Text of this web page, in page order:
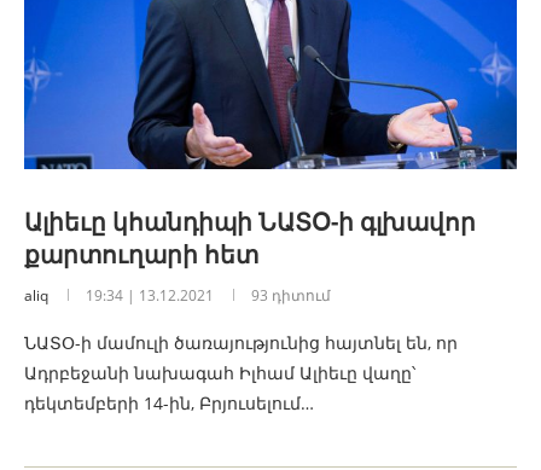
Ալիեւը կհանդիպի ՆԱՏՕ-ի գլխավոր
քարտուղարի հետ
aliq 19:34 | 13.12.2021 93 դիտում
ՆԱՏՕ-ի մամուլի ծառայությունից հայտնել են, որ
Ադրբեջանի նախագահ Իլհամ Ալիեւը վաղը՝
դեկտեմբերի 14-ին, Բրյուսելում…